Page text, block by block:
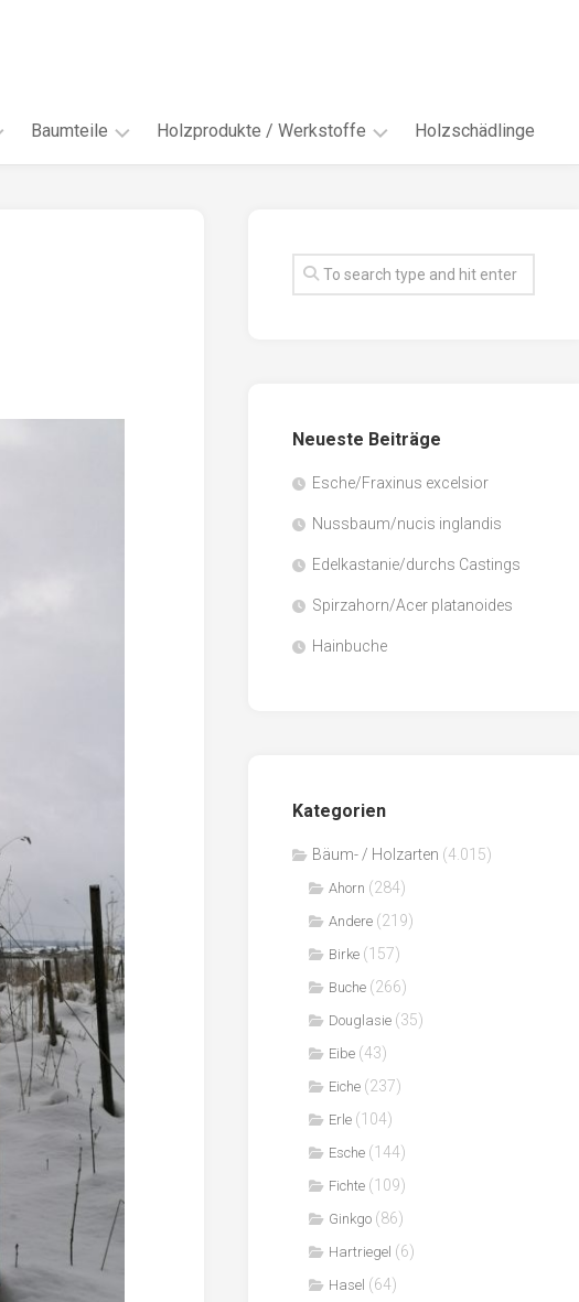
Baumteile Holzprodukte / Werkstoffe
Faserwerkstoffe
Sägenebenprodukte
Holzschädlinge
Neueste Beiträge
Esche/Fraxinus excelsior
Nussbaum/nucis inglandis
Edelkastanie/durchs Castings
Spirzahorn/Acer platanoides
Hainbuche
Kategorien
Bäum- / Holzarten (4.015)
Ahorn (284)
Andere (219)
Birke (157)
Buche (266)
Douglasie (35)
Eibe (43)
Eiche (237)
Erle (104)
Esche (144)
Fichte (109)
Ginkgo (86)
Hartriegel (6)
Hasel (64)